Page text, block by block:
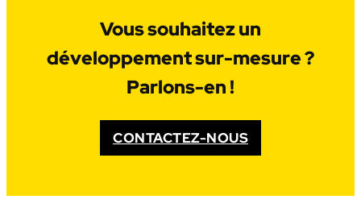
Vous souhaitez un
développement sur-mesure ?
Parlons-en !
CONTACTEZ-NOUS